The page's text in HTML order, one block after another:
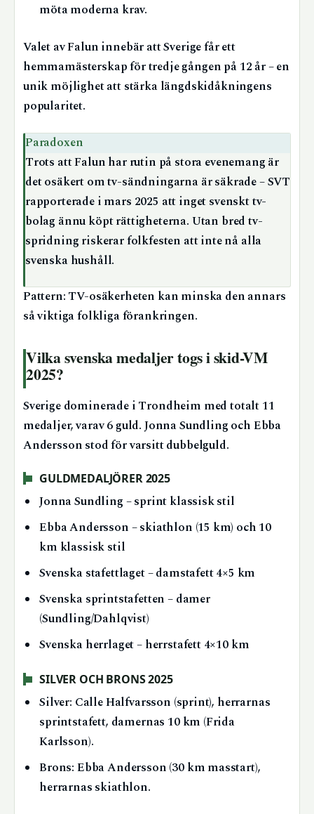
möta moderna krav.
Valet av Falun innebär att Sverige får ett
hemmamästerskap för tredje gången på 12 år – en
unik möjlighet att stärka längdskidåkningens
popularitet.
Paradoxen
Trots att Falun har rutin på stora evenemang är
det osäkert om tv-sändningarna är säkrade – SVT
rapporterade i mars 2025 att inget svenskt tv-
bolag ännu köpt rättigheterna. Utan bred tv-
spridning riskerar folkfesten att inte nå alla
svenska hushåll.
Pattern: TV-osäkerheten kan minska den annars
så viktiga folkliga förankringen.
Vilka svenska medaljer togs i skid-VM
2025?
Sverige dominerade i Trondheim med totalt 11
medaljer, varav 6 guld. Jonna Sundling och Ebba
Andersson stod för varsitt dubbelguld.
GULDMEDALJÖRER 2025
Jonna Sundling – sprint klassisk stil
Ebba Andersson – skiathlon (15 km) och 10
km klassisk stil
Svenska stafettlaget – damstafett 4×5 km
Svenska sprintstafetten – damer
(Sundling/Dahlqvist)
Svenska herrlaget – herrstafett 4×10 km
SILVER OCH BRONS 2025
Silver: Calle Halfvarsson (sprint), herrarnas
sprintstafett, damernas 10 km (Frida
Karlsson).
Brons: Ebba Andersson (30 km masstart),
herrarnas skiathlon.